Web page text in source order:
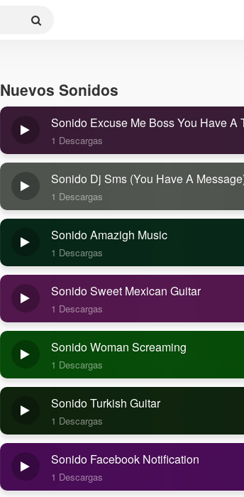
Nuevos Sonidos
Sonido Excuse Me Boss You Have A
1 Descargas
Sonido Dj Sms (you Have A
1 Descargas
Sonido Amazigh Music
1 Descargas
Sonido Sweet Mexican Guitar
1 Descargas
Sonido Woman Screaming
1 Descargas
Sonido Turkish Guitar
1 Descargas
Sonido Facebook Notification
1 Descargas